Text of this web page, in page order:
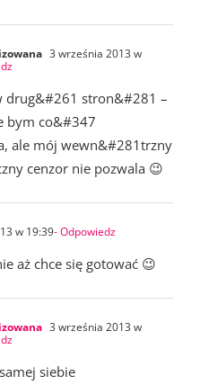
3 września 2013 w
drug&#261 stron&#281 –
bym co&#347
ale mój wewn&#281trzny
cenzor nie pozwala 😉
w 19:39- Odpowiedz
aż chce się gotować 😉
3 września 2013 w
siebie